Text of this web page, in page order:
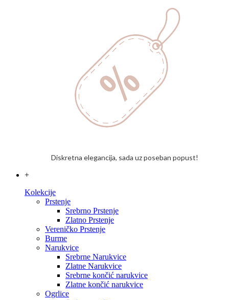
Diskretna elegancija, sada uz poseban popust!
+
Kolekcije
Prstenje
Srebrno Prstenje
Zlatno Prstenje
Vereničko Prstenje
Burme
Narukvice
Srebrne Narukvice
Zlatne Narukvice
Srebrne končić narukvice
Zlatne končić narukvice
Ogrlice